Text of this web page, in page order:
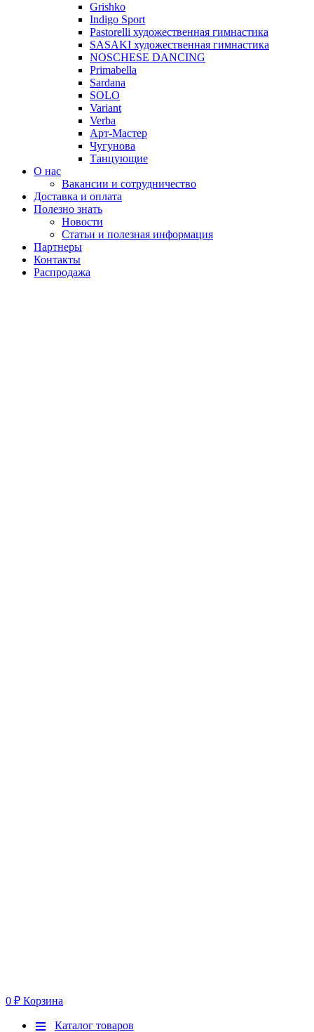
Grishko
Indigo Sport
Pastorelli художественная гимнастика
SASAKI художественная гимнастика
NOSCHESE DANCING
Primabella
Sardana
SOLO
Variant
Verba
Арт-Мастер
Чугунова
Танцующие
О нас
Вакансии и сотрудничество
Доставка и оплата
Полезно знать
Новости
Статьи и полезная информация
Партнеры
Контакты
Распродажа
0 ₽ Корзина
Меню
Каталог товаров